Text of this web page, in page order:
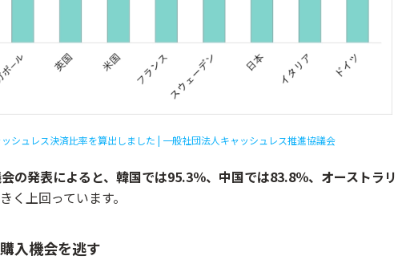
シュレス決済比率を算出しました | 一般社団法人キャッシュレス推進協議会
の発表によると、韓国では95.3％、中国では83.8％、オーストラリ
く上回っています。
入機会を逃す